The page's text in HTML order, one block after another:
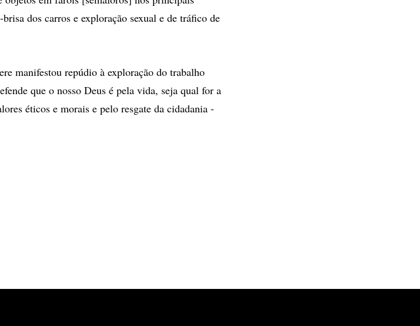
dos carros e exploração sexual e de tráfico de
manifestou repúdio à exploração do trabalho
que o nosso Deus é pela vida, seja qual for a
éticos e morais e pelo resgate da cidadania -